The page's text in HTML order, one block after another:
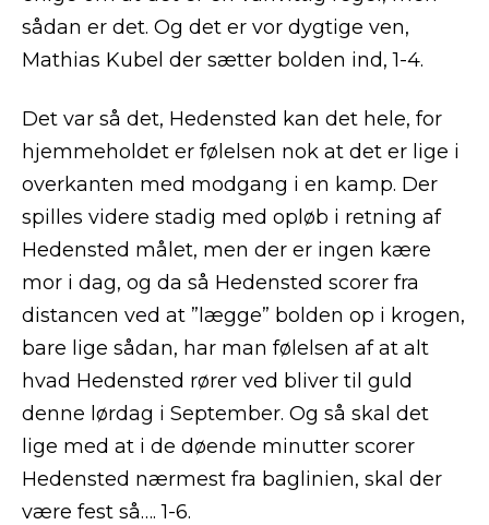
sådan er det. Og det er vor dygtige ven,
Mathias Kubel der sætter bolden ind, 1-4.
Det var så det, Hedensted kan det hele, for
hjemmeholdet er følelsen nok at det er lige i
overkanten med modgang i en kamp. Der
spilles videre stadig med opløb i retning af
Hedensted målet, men der er ingen kære
mor i dag, og da så Hedensted scorer fra
distancen ved at ”lægge” bolden op i krogen,
bare lige sådan, har man følelsen af at alt
hvad Hedensted rører ved bliver til guld
denne lørdag i September. Og så skal det
lige med at i de døende minutter scorer
Hedensted nærmest fra baglinien, skal der
være fest så…. 1-6.